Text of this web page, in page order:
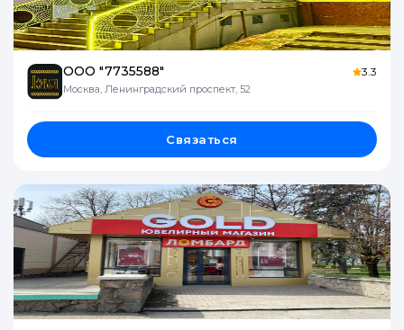
ООО "7735588"
Москва, Ленинградский проспект, 52
3.3
Связаться